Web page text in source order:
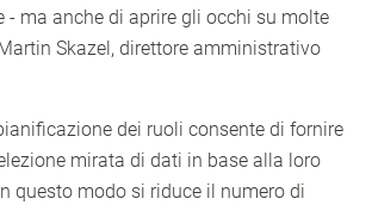
- ma anche di aprire gli occhi su molte
Skazel, direttore amministrativo
dei ruoli consente di fornire
mirata di dati in base alla loro
questo modo si riduce il numero di